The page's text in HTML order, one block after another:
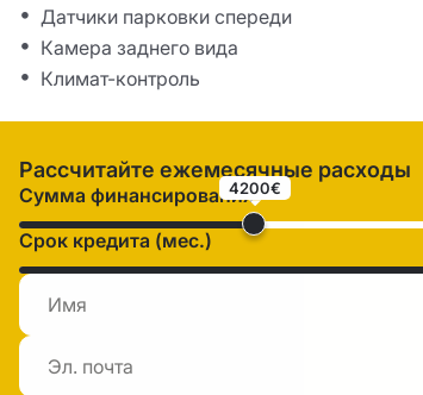
Датчики парковки спереди
Камера заднего вида
Климат-контроль
Рассчитайте ежемесячные расходы
Сумма финансирования4200€
Срок кредита (мес.)